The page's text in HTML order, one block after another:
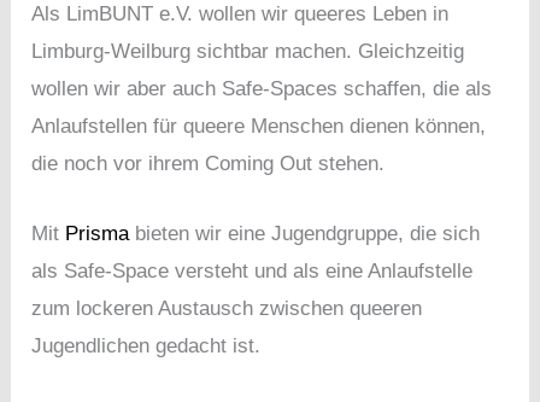
Als LimBUNT e.V. wollen wir queeres Leben in
Limburg-Weilburg sichtbar machen. Gleichzeitig
wollen wir aber auch Safe-Spaces schaffen, die als
Anlaufstellen für queere Menschen dienen können,
die noch vor ihrem Coming Out stehen.
Mit Prisma bieten wir eine Jugendgruppe, die sich
als Safe-Space versteht und als eine Anlaufstelle
zum lockeren Austausch zwischen queeren
Jugendlichen gedacht ist.